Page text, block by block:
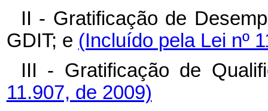
II - Gratificação de
GDIT; e (Incluído pela Lei nº
III - Gratificação de
11.907, de 2009)